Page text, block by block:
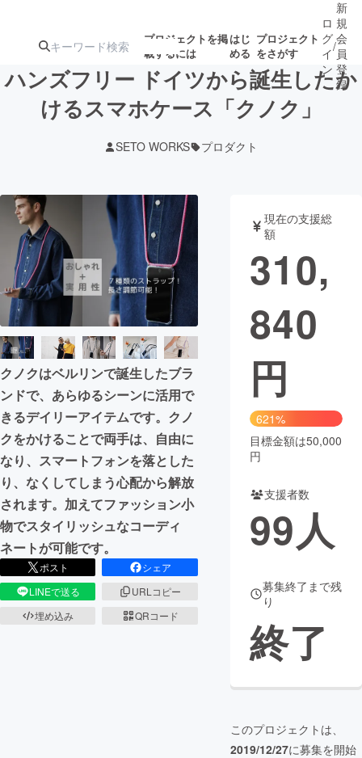
プロジェクトを掲
載するには
はじ
める
プロジェクト
をさがす
ジェクト
募集終了が近いプ
ロジェクト
アート・写真 音楽
テクノロジー・ガジェット ゲーム・サ
映像・映画
ビジネス・起業
まちづくり・地域活性化
CAMPFIRE for Social Good
CAMPFIRE Creation
CAMPFIREふるさと納税machi-ya コミュニティ
ロ
グ
イ
ン
/
新
規
会
員
登
録
ハンズフリー ドイツから誕生したか
けるスマホケース「クノク」
SETO WORKS プロダクト
クノクはベルリンで誕生したブラ
ンドで、あらゆるシーンに活用で
きるデイリーアイテムです。クノ
クをかけることで両手は、自由に
なり、スマートフォンを落とした
り、なくしてしまう心配から解放
されます。加えてファッション小
物でスタイリッシュなコーディ
ネートが可能です。
ポスト
シェア
LINEで送る
URLコピー
埋め込み
QRコード
現在の支援総
額
310,
840
円
621%
目標金額は50,000
円
支援者数
99人
募集終了まで残
り
終了
このプロジェクトは、
2019/12/27に募集を開始